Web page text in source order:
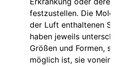
festzustellen. Die
der Luft enthaltenen
haben jeweils
Größen und Formen,
möglich ist, sie